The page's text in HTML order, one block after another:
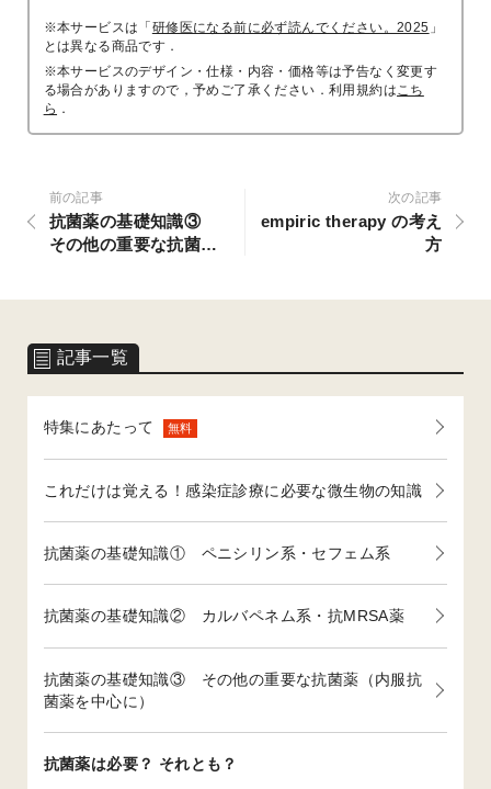
記事一覧
特集にあたって 無料
これだけは覚える！感染症診療に必要な微生物の知識
抗菌薬の基礎知識① ペニシリン系・セフェム系
抗菌薬の基礎知識② カルバペネム系・抗MRSA薬
抗菌薬の基礎知識③ その他の重要な抗菌薬（内服抗
菌薬を中心に）
抗菌薬は必要？ それとも？
※本サービスは「研修医になる前に必ず読んでください。2025 」
とは異なる商品です．
※本サービスのデザイン・仕様・内容・価格等は予告なく変更す
る場合がありますので，予めご了承ください．利用規約は こち
ら ．
前の記事
抗菌薬の基礎知識③
その他の重要な抗菌薬
次の記事
empiric therapy の考え
方